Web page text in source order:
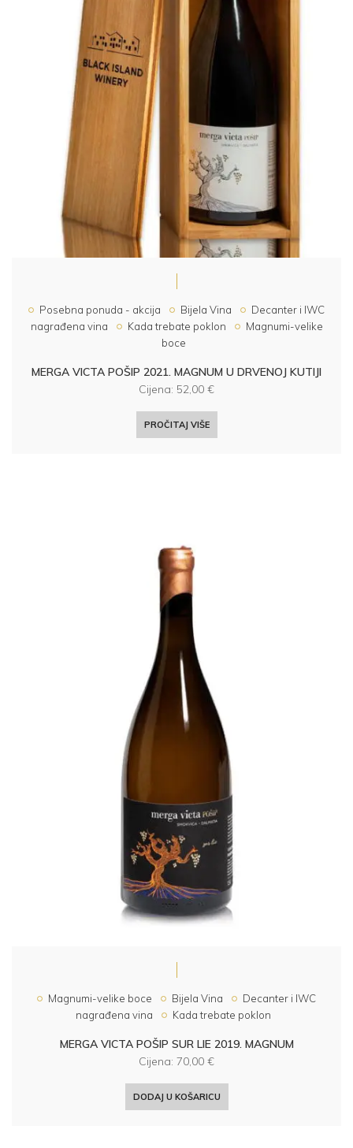
Posebna ponuda - akcija Bijela Vina
Decanter i IWC
nagrađena vina
Kada trebate poklon
Magnumi-velike
boce
MERGA VICTA POŠIP 2021. MAGNUM U DRVENOJ KUTIJI
Cijena: 52,00 €
PROČITAJ VIŠE
Magnumi-velike boce Bijela Vina
Decanter i IWC
nagrađena vina
Kada trebate poklon
MERGA VICTA POŠIP SUR LIE 2019. MAGNUM
Cijena: 70,00 €
DODAJ U KOŠARICU